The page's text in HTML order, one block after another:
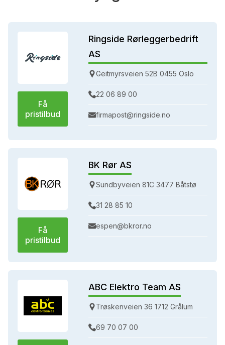
Få
pristilbud
Ringside Rørleggerbedrift
AS
Geitmyrsveien 52B 0455 Oslo
22 06 89 00
firmapost@ringside.no
Få
pristilbud
BK Rør AS
Sundbyveien 81C 3477 Båtstø
31 28 85 10
espen@bkror.no
ABC Elektro Team AS
Trøskenveien 36 1712 Grålum
69 70 07 00